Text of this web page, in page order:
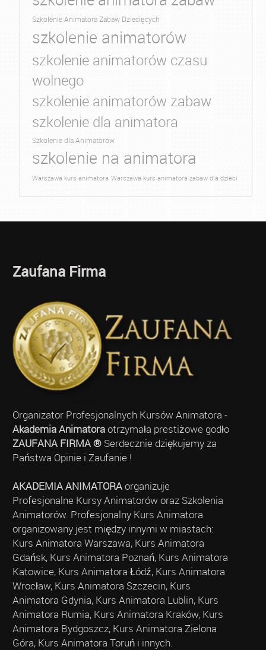
Szkolenie Animatora Zabaw Dziecięcych
szkolenie animatorów
szkolenie animatorów czasu
wolnego
szkolenie animatorów zabaw
szkolenie dla animatora
Szkolenie dla Animatorów
szkolenie na animatora
Warszawa kurs animatora Warszawa kurs animatora zabaw dla dzieci
Zaufana Firma
Organizator Profesjonalnych Kursów Animatora -
Akademia Animatoraotrzymała prestiżowe godło
ZAUFANA FIRMA ®Serdecznie dziękujemy za
Państwa Opinie i Zaufanie !
AKADEMIA ANIMATORAorganizuje
Profesjonalne Kursy Animatorów oraz Szkolenia
Animatorów. Profesjonalny Kurs Animatora
organizowany jest między innymi w miastach:
Kurs Animatora Warszawa, Kurs Animatora
Gdańsk, Kurs Animatora Poznań, Kurs Animatora
Katowice, Kurs Animatora Łódź, Kurs Animatora
Wrocław, Kurs Animatora Szczecin, Kurs
Animatora Gdynia, Kurs Animatora Lublin, Kurs
Animatora Rumia, Kurs Animatora Kraków, Kurs
Animatora Bydgoszcz, Kurs Animatora Zielona
Góra, Kurs Animatora Toruń i innych.